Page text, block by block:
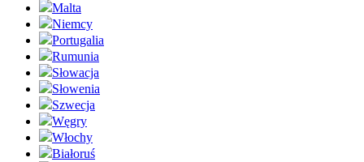
Malta
Niemcy
Portugalia
Rumunia
Słowacja
Słowenia
Szwecja
Węgry
Włochy
Białoruś